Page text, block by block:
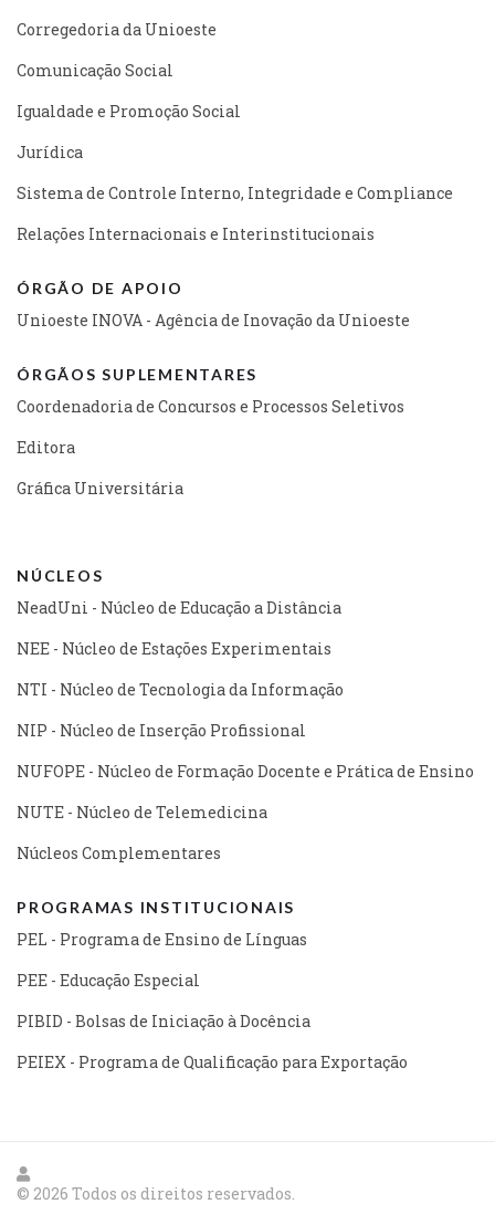
Corregedoria da Unioeste
Comunicação Social
Igualdade e Promoção Social
Jurídica
Sistema de Controle Interno, Integridade e Compliance
Relações Internacionais e Interinstitucionais
ÓRGÃO DE APOIO
Unioeste INOVA - Agência de Inovação da Unioeste
ÓRGÃOS SUPLEMENTARES
Coordenadoria de Concursos e Processos Seletivos
Editora
Gráfica Universitária
NÚCLEOS
NeadUni - Núcleo de Educação a Distância
NEE - Núcleo de Estações Experimentais
NTI - Núcleo de Tecnologia da Informação
NIP - Núcleo de Inserção Profissional
NUFOPE - Núcleo de Formação Docente e Prática de Ensino
NUTE - Núcleo de Telemedicina
Núcleos Complementares
PROGRAMAS INSTITUCIONAIS
PEL - Programa de Ensino de Línguas
PEE - Educação Especial
PIBID - Bolsas de Iniciação à Docência
PEIEX - Programa de Qualificação para Exportação
© 2026 Todos os direitos reservados.